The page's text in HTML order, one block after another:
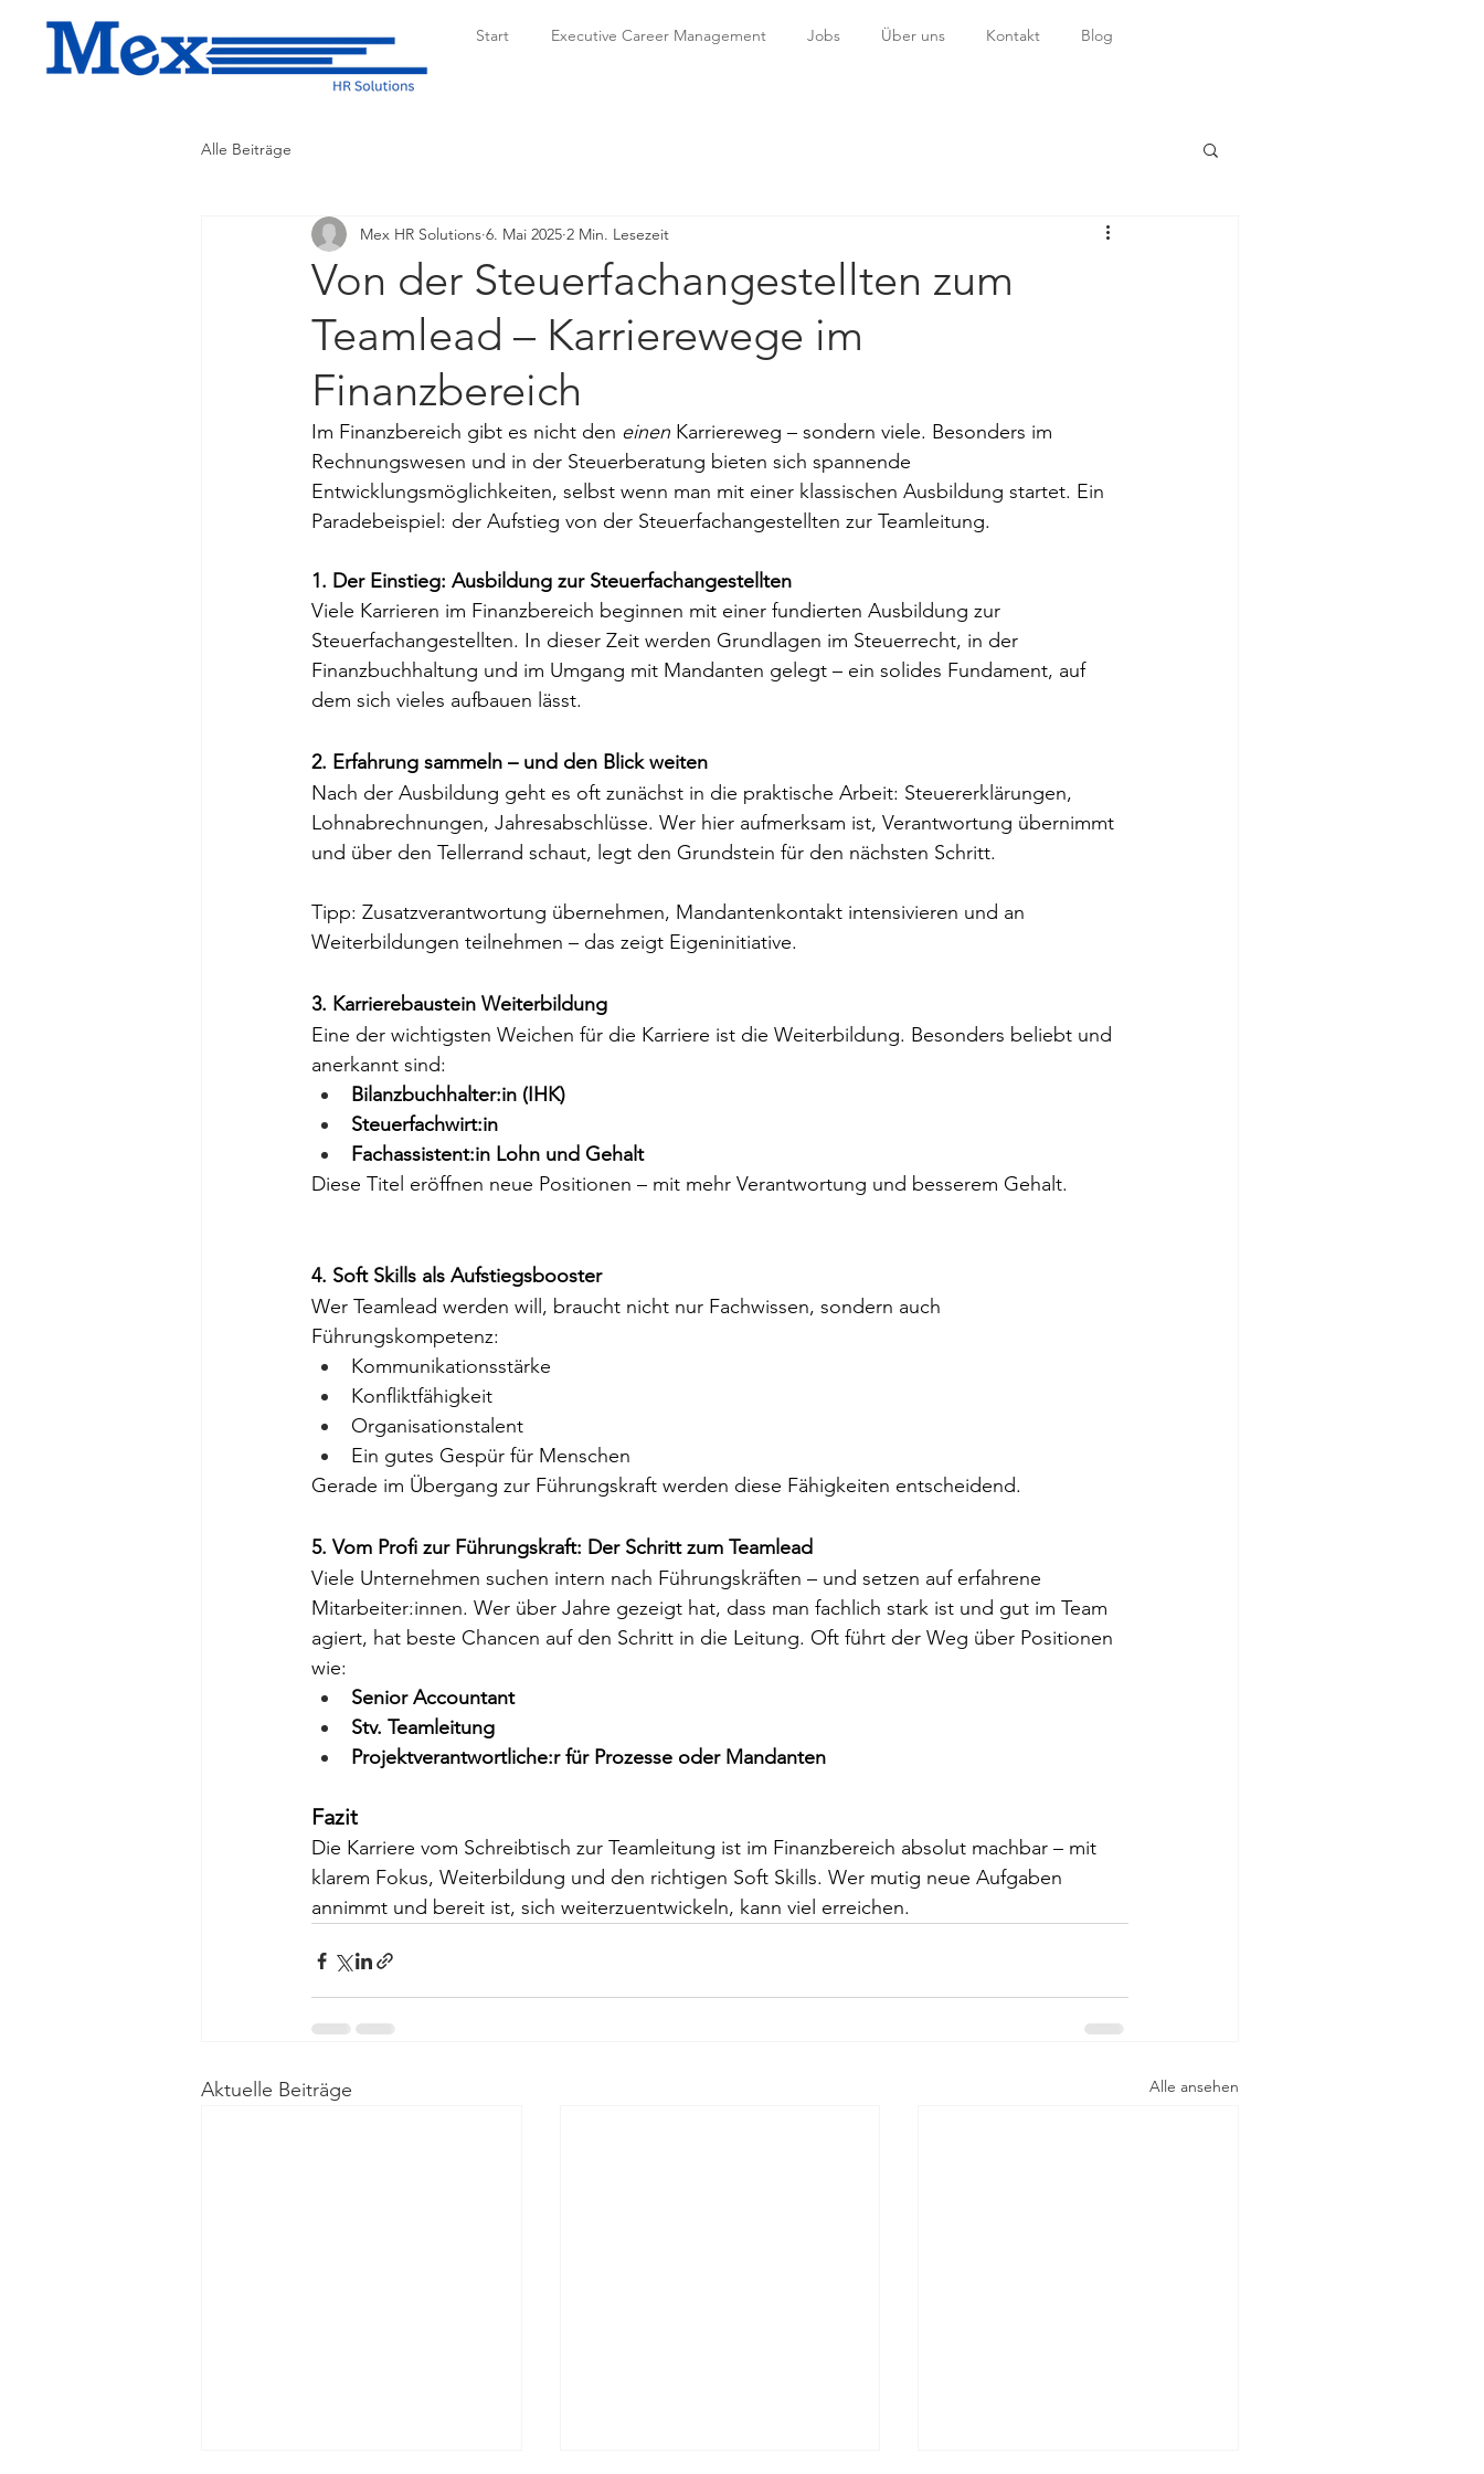
Start Executive Career Management Jobs Über uns Kontakt Blog
Alle Beiträge
Von der Steuerfachangestellten zum
Teamlead – Karrierewege im
Finanzbereich
Mex HR Solutions 6. Mai 2025 2 Min. Lesezeit
Im Finanzbereich gibt es nicht den einen Karriereweg – sondern viele. Besonders im
Rechnungswesen und in der Steuerberatung bieten sich spannende
Entwicklungsmöglichkeiten, selbst wenn man mit einer klassischen Ausbildung startet. Ein
Paradebeispiel: der Aufstieg von der Steuerfachangestellten zur Teamleitung.
1. Der Einstieg: Ausbildung zur Steuerfachangestellten
Viele Karrieren im Finanzbereich beginnen mit einer fundierten Ausbildung zur
Steuerfachangestellten. In dieser Zeit werden Grundlagen im Steuerrecht, in der
Finanzbuchhaltung und im Umgang mit Mandanten gelegt – ein solides Fundament, auf
dem sich vieles aufbauen lässt.
2. Erfahrung sammeln – und den Blick weiten
Nach der Ausbildung geht es oft zunächst in die praktische Arbeit: Steuererklärungen,
Lohnabrechnungen, Jahresabschlüsse. Wer hier aufmerksam ist, Verantwortung übernimmt
und über den Tellerrand schaut, legt den Grundstein für den nächsten Schritt.
Tipp: Zusatzverantwortung übernehmen, Mandantenkontakt intensivieren und an
Weiterbildungen teilnehmen – das zeigt Eigeninitiative.
3. Karrierebaustein Weiterbildung
Eine der wichtigsten Weichen für die Karriere ist die Weiterbildung. Besonders beliebt und
anerkannt sind:
Bilanzbuchhalter:in (IHK)
Steuerfachwirt:in
Fachassistent:in Lohn und Gehalt
Diese Titel eröffnen neue Positionen – mit mehr Verantwortung und besserem Gehalt.
4. Soft Skills als Aufstiegsbooster
Wer Teamlead werden will, braucht nicht nur Fachwissen, sondern auch
Führungskompetenz:
Kommunikationsstärke
Konfliktfähigkeit
Organisationstalent
Ein gutes Gespür für Menschen
Gerade im Übergang zur Führungskraft werden diese Fähigkeiten entscheidend.
5. Vom Profi zur Führungskraft: Der Schritt zum Teamlead
Viele Unternehmen suchen intern nach Führungskräften – und setzen auf erfahrene
Mitarbeiter:innen. Wer über Jahre gezeigt hat, dass man fachlich stark ist und gut im Team
agiert, hat beste Chancen auf den Schritt in die Leitung. Oft führt der Weg über Positionen
wie:
Senior Accountant
Stv. Teamleitung
Projektverantwortliche:r für Prozesse oder Mandanten
Fazit
Die Karriere vom Schreibtisch zur Teamleitung ist im Finanzbereich absolut machbar – mit
klarem Fokus, Weiterbildung und den richtigen Soft Skills. Wer mutig neue Aufgaben
annimmt und bereit ist, sich weiterzuentwickeln, kann viel erreichen.
Aktuelle Beiträge Alle ansehen